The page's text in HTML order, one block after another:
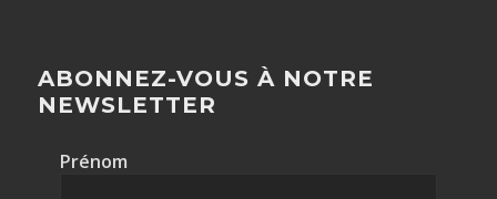
ABONNEZ-VOUS À NOTRE
NEWSLETTER
Prénom